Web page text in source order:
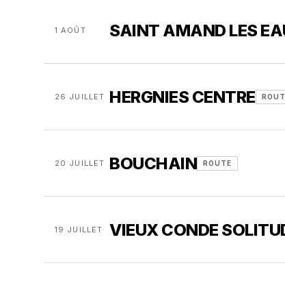
1 AOÛT SAINT AMAND LES
26 JUILLET HERGNIES CENTRE
20 JUILLET BOUCHAIN ROUTE
19 JUILLET VIEUX CONDE